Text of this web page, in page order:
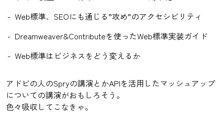
Web標準、SEOにも通じる”攻め”のアクセシビリティ
Dreamweaver&Contributeを使ったWeb標準実装ガイド
Web標準はビジネスをどう変えるか
アドビの人のSpryの講演とかAPIを活用したマッシュアップ
についての講演がおもしろそう。
色々吸収してこなきゃ。